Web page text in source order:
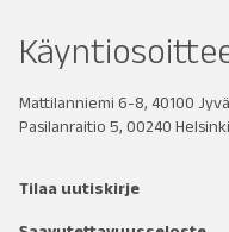
Mattilanniemi 6-8, 40100
Pasilanraitio 5, 00240 Helsinki
Tilaa uutiskirje